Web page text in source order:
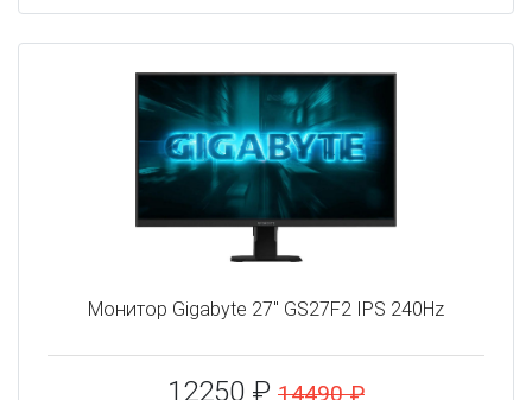
Монитор Gigabyte 27" GS27F2 IPS 240Hz
12250 ₽ 14490 ₽